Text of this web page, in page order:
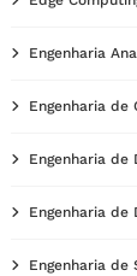
Engenharia
Engenharia de
Engenharia de
Engenharia de
Engenharia de